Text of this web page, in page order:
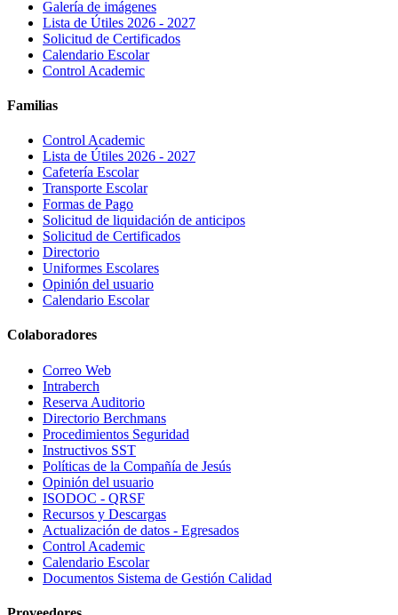
Galería de imágenes
Lista de Útiles 2026 - 2027
Solicitud de Certificados
Calendario Escolar
Control Academic
Familias
Control Academic
Lista de Útiles 2026 - 2027
Cafetería Escolar
Transporte Escolar
Formas de Pago
Solicitud de liquidación de anticipos
Solicitud de Certificados
Directorio
Uniformes Escolares
Opinión del usuario
Calendario Escolar
Colaboradores
Correo Web
Intraberch
Reserva Auditorio
Directorio Berchmans
Procedimientos Seguridad
Instructivos SST
Políticas de la Compañía de Jesús
Opinión del usuario
ISODOC - QRSF
Recursos y Descargas
Actualización de datos - Egresados
Control Academic
Calendario Escolar
Documentos Sistema de Gestión Calidad